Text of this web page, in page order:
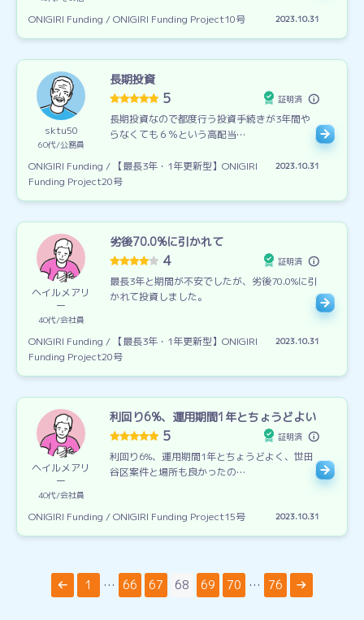
ONIGIRI Funding / ONIGIRI Funding Project10号 2023.10.31
sktu50
60代 公務員
長期投資
5 証明済
長期投資なので都度行う投資手続きが3年間や
らなくても６％という高配当…
ONIGIRI Funding / 【最長3年・1年更新型】ONIGIRI
Funding Project20号
2023.10.31
ヘイルメアリ
ー
40代 会社員
劣後70.0%に引かれて
4 証明済
最長3年と期間が不安でしたが、劣後70.0%に引
かれて投資しました。
ONIGIRI Funding / 【最長3年・1年更新型】ONIGIRI
Funding Project20号
2023.10.31
ヘイルメアリ
ー
40代 会社員
利回り6%、運用期間1年とちょうどよい
5 証明済
利回り6%、運用期間1年とちょうどよく、世田
谷区案件と場所も良かったの…
ONIGIRI Funding / ONIGIRI Funding Project15号 2023.10.31
1 … 66 67 68 69 70 … 76